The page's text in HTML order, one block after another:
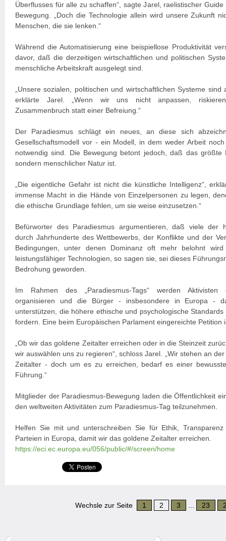
Überflusses für alle zu schaffen“, sagte Jarel, raelistischer
Bewegung. „Doch die Technologie allein wird unsere Zukunft
Menschen, die sie lenken.“
Während die Automatisierung eine beispiellose Produktivität
davor, daß die derzeitigen wirtschaftlichen und politischen
menschliche Arbeitskraft ausgelegt sind.
„Unsere sozialen, politischen und wirtschaftlichen Systeme sind
erklärte Jarel. „Wenn wir uns nicht anpassen,
Zusammenbruch statt einer Befreiung.“
Der Paradiesmus schlägt ein neues, an diese sich
Gesellschaftsmodell vor - ein Modell, in dem weder Arbeit
notwendig sind. Die Bewegung betont jedoch, daß das größte
sondern menschlicher Natur ist.
„Die eigentliche Gefahr ist nicht die künstliche Intelligenz“,
immense Macht in die Hände von Einzelpersonen zu legen,
die ethische Grundlage fehlen, um sie weise einzusetzen.“
Befürworter des Paradiesmus argumentieren, daß viele der
durch Jahrhunderte des Wettbewerbs, der Konflikte und der
Bedingungen, unter denen Dominanz oft mehr belohnt
leistungsfähiger Technologien, so sagen sie, sei dieses
Bedrohung geworden.
Im Rahmen des „Paradiesmus-Tags“ werden Aktivisten
organisieren und die Bürger - insbesondere in Europa -
unterstützen, die höhere ethische und psychologische
fordern. Eine beim Europäischen Parlament eingereichte Petition
„Ob wir das goldene Zeitalter erreichen oder in die Steinzeit
wir auswählen uns zu regieren“, schloss Jarel. „Wir stehen an
Zeitalter - doch um es zu erreichen, bedarf es einer
Führung.“
Mitglieder der Paradiesmus-Bewegung laden die Öffentlichkeit
den weltweiten Aktivitäten zum Paradiesmus-Tag teilzunehmen.
Helfen Sie mit und unterschreiben Sie für Ethik,
Parteien in Europa, damit wir das goldene Zeitalter erreichen.
https://eci.ec.europa.eu/056/public/#/screen/home
Wechsle zur Seite 1 2 3 23